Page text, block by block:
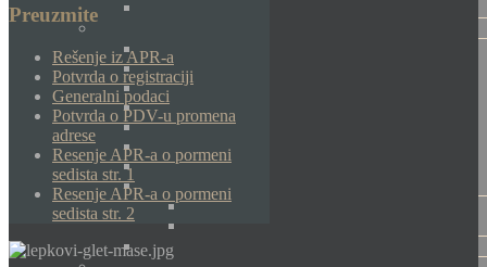
Preuzmite
Rešenje iz APR-a
Potvrda o registraciji
Generalni podaci
Potvrda o PDV-u promena
adrese
Resenje APR-a o pormeni
sedista str. 1
Resenje APR-a o pormeni
sedista str. 2